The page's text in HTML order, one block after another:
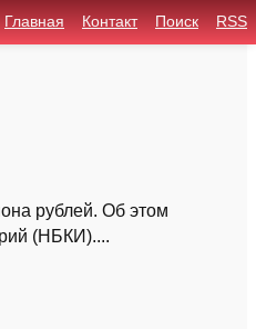
рублей. Об этом
(НБКИ)....
Главная Контакт Поиск RSS